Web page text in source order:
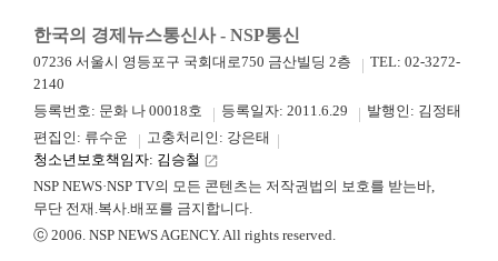
한국의 경제뉴스통신사 - NSP통신
07236 서울시 영등포구 국회대로750 금산빌딩 2층
TEL: 02-3272-
2140
등록번호: 문화 나 00018호
등록일자: 2011.6.29
발행인: 김정태
편집인: 류수운
고충처리인: 강은태
청소년보호책임자: 김승철 launch
NSP NEWS·NSP TV의 모든 콘텐츠는 저작권법의 보호를 받는바,
무단 전재.복사.배포를 금지합니다.
ⓒ 2006. NSP NEWS AGENCY. All rights reserved.